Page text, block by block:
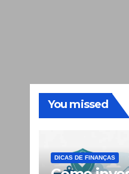
You missed
DICAS DE FINANÇAS